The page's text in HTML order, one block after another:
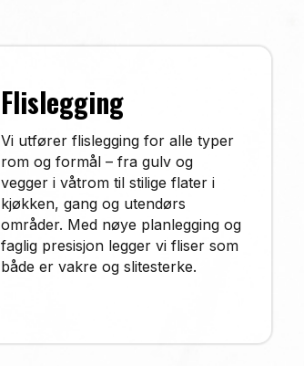
Flislegging
Vi utfører flislegging for alle typer
rom og formål – fra gulv og
vegger i våtrom til stilige flater i
kjøkken, gang og utendørs
områder. Med nøye planlegging og
faglig presisjon legger vi fliser som
både er vakre og slitesterke.